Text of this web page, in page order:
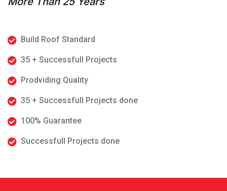
Build Roof Standard
35 + Successfull Projects
Prodviding Quality
35 + Successfull Projects done
100% Guarantee
Successfull Projects done